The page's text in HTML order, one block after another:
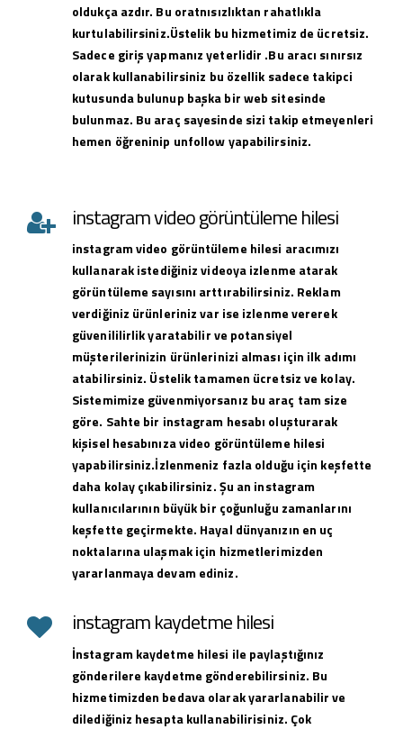
oldukça azdır. Bu oratnısızlıktan rahatlıkla
kurtulabilirsiniz.Üstelik bu hizmetimiz de ücretsiz.
Sadece giriş yapmanız yeterlidir .Bu aracı sınırsız
olarak kullanabilirsiniz bu özellik sadece takipci
kutusunda bulunup başka bir web sitesinde
bulunmaz. Bu araç sayesinde sizi takip etmeyenleri
hemen öğreninip unfollow yapabilirsiniz.
instagram video görüntüleme hilesi
instagramvideo görüntüleme hilesi aracımızı
kullanarak istediğiniz videoya izlenme atarak
görüntüleme sayısını arttırabilirsiniz. Reklam
verdiğiniz ürünleriniz var ise izlenme vererek
güvenililirlik yaratabilir ve potansiyel
müşterilerinizin ürünlerinizi alması için ilk adımı
atabilirsiniz. Üstelik tamamen ücretsiz ve kolay.
Sistemimize güvenmiyorsanız bu araç tam size
göre. Sahte bir instagram hesabı oluşturarak
kişisel hesabınıza video görüntüleme hilesi
yapabilirsiniz.İzlenmeniz fazla olduğu için keşfette
daha kolay çıkabilirsiniz. Şu an instagram
kullanıcılarının büyük bir çoğunluğu zamanlarını
keşfette geçirmekte. Hayal dünyanızın en uç
noktalarına ulaşmak için hizmetlerimizden
yararlanmaya devam ediniz.
instagram kaydetme hilesi
İnstagram kaydetme hilesi ile paylaştığınız
gönderilere kaydetme gönderebilirsiniz. Bu
hizmetimizden bedava olarak yararlanabilir ve
dilediğiniz hesapta kullanabilirisiniz. Çok